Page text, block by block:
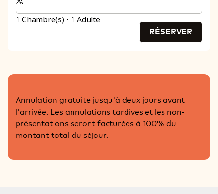
1 Chambre(s) ⋅ 1 Adulte
RÉSERVER
Annulation gratuite jusqu'à deux jours avant
l'arrivée. Les annulations tardives et les non-
présentations seront facturées à 100% du
montant total du séjour.